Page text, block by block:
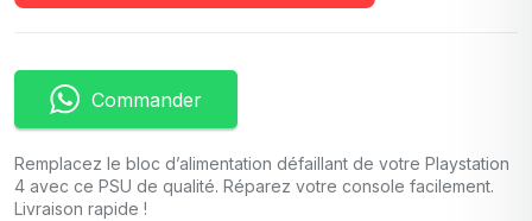
Commander
Remplacez le bloc d’alimentation défaillant de votre Playstation
4 avec ce PSU de qualité. Réparez votre console facilement.
Livraison rapide !